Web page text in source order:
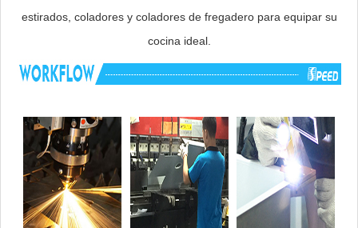
estirados, coladores y coladores de fregadero para equipar su
cocina ideal.